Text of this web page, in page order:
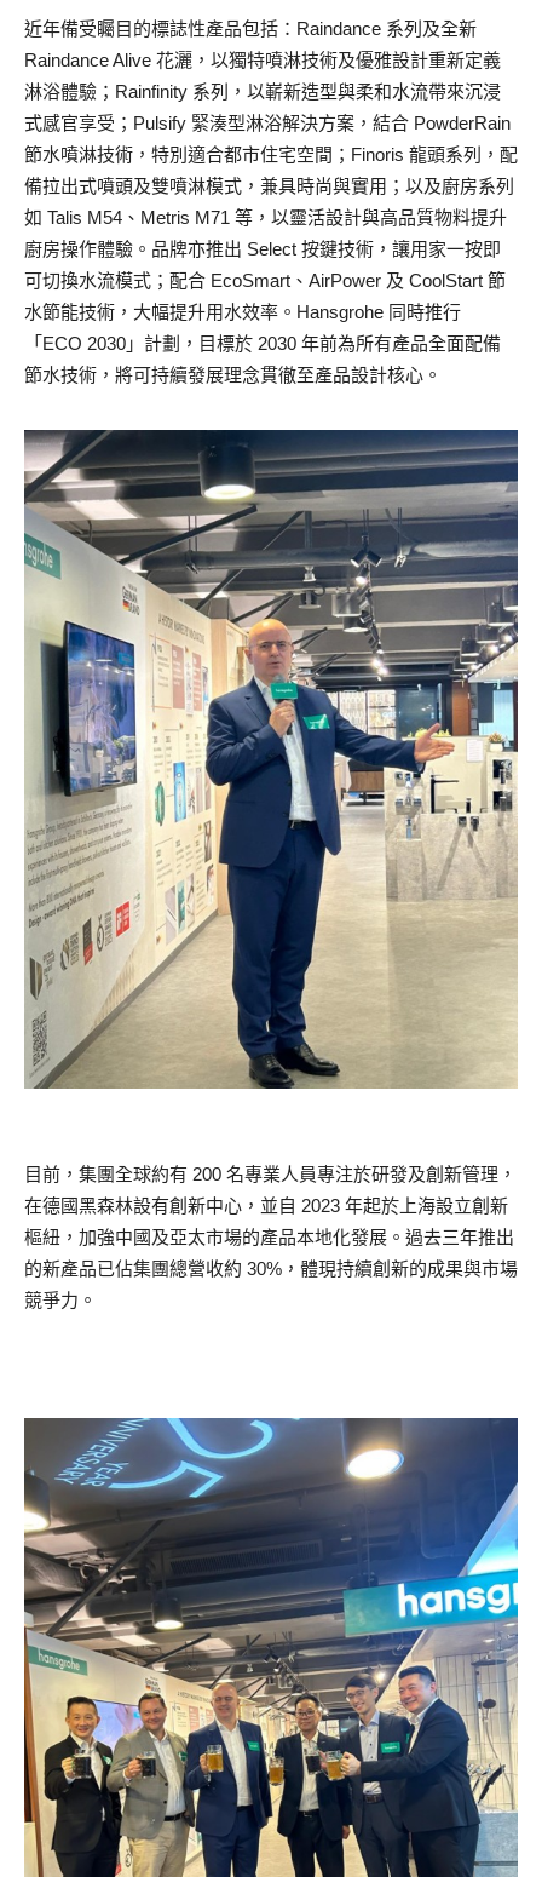
近年備受矚目的標誌性產品包括：Raindance 系列及全新
Raindance Alive 花灑，以獨特噴淋技術及優雅設計重新定義
淋浴體驗；Rainfinity 系列，以嶄新造型與柔和水流帶來沉浸
式感官享受；Pulsify 緊湊型淋浴解決方案，結合 PowderRain
節水噴淋技術，特別適合都市住宅空間；Finoris 龍頭系列，配
備拉出式噴頭及雙噴淋模式，兼具時尚與實用；以及廚房系列
如 Talis M54、Metris M71 等，以靈活設計與高品質物料提升
廚房操作體驗。品牌亦推出 Select 按鍵技術，讓用家一按即
可切換水流模式；配合 EcoSmart、AirPower 及 CoolStart 節
水節能技術，大幅提升用水效率。Hansgrohe 同時推行
「ECO 2030」計劃，目標於 2030 年前為所有產品全面配備
節水技術，將可持續發展理念貫徹至產品設計核心。
目前，集團全球約有 200 名專業人員專注於研發及創新管理，
在德國黑森林設有創新中心，並自 2023 年起於上海設立創新
樞紐，加強中國及亞太市場的產品本地化發展。過去三年推出
的新產品已佔集團總營收約 30%，體現持續創新的成果與市場
競爭力。